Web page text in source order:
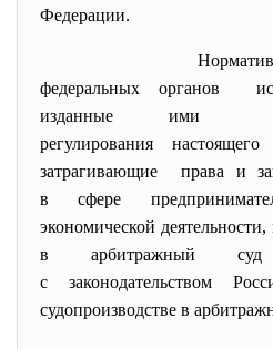
Федерации.
федеральных органов
изданные ими
регулирования
затрагивающие права и
в сфере
экономической
в арбитражный суд
с законодательством
судопроизводстве в